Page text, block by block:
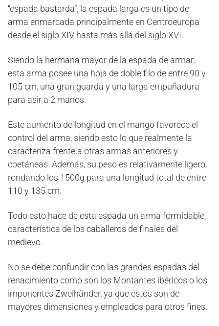
“espada bastarda”, la espada larga es un tipo de
arma enmarcada principalmente en Centroeuropa
desde el siglo XIV hasta más allá del siglo XVI.
Siendo la hermana mayor de la espada de armar,
esta arma posee una hoja de doble filo de entre 90 y
105 cm, una gran guarda y una larga empuñadura
para asir a 2 manos.
Este aumento de longitud en el mango favorece el
control del arma, siendo esto lo que realmente la
caracteriza frente a otras armas anteriores y
coetáneas. Además, su peso es relativamente ligero,
rondando los 1500g para una longitud total de entre
110 y 135 cm.
Todo esto hace de esta espada un arma formidable,
característica de los caballeros de finales del
medievo.
No se debe confundir con las grandes espadas del
renacimiento como son los Montantes ibéricos o los
imponentes Zweihänder, ya que éstos son de
mayores dimensiones y empleados para otros fines.